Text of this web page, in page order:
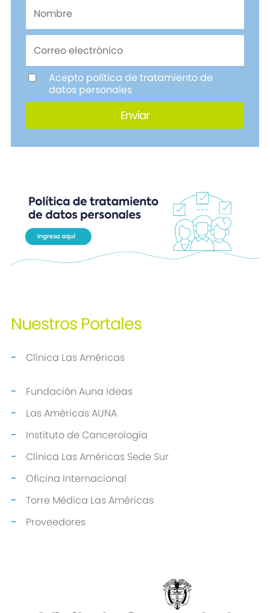
Acepto política de tratamiento de
datos personales
Nuestros Portales
Clínica Las Américas
Fundación Auna Ideas
Las Américas AUNA
Instituto de Cancerología
Clínica Las Américas Sede Sur
Oficina Internacional
Torre Médica Las Américas
Proveedores